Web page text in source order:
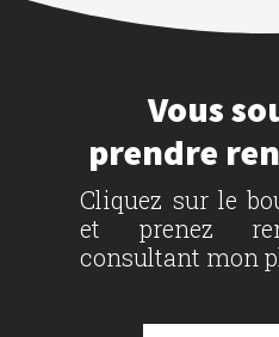
Vous
prendre
Cliquez sur le
et prenez
consultant mon